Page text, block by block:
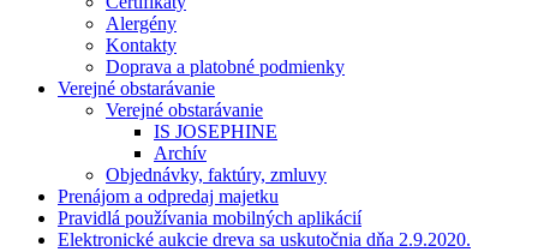
Alergény
Kontakty
Doprava a platobné podmienky
Verejné obstarávanie
Verejné obstarávanie
IS JOSEPHINE
Archív
Objednávky, faktúry, zmluvy
Prenájom a odpredaj majetku
Pravidlá používania mobilných aplikácií
Elektronické aukcie dreva sa uskutočnia dňa 2.9.2020.